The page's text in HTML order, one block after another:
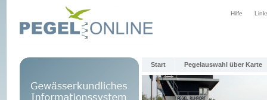
Hilfe
Start Pegelauswahl über Karte